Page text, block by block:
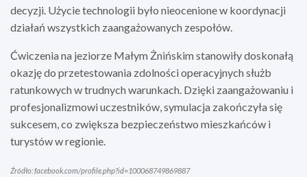
decyzji. Użycie technologii było nieocenione w koordynacji
działań wszystkich zaangażowanych zespołów.
Ćwiczenia na jeziorze Małym Żnińskim stanowiły doskonałą
okazję do przetestowania zdolności operacyjnych służb
ratunkowych w trudnych warunkach. Dzięki zaangażowaniu i
profesjonalizmowi uczestników, symulacja zakończyła się
sukcesem, co zwiększa bezpieczeństwo mieszkańców i
turystów w regionie.
Źródło: facebook.com/profile.php?id=100068749869887